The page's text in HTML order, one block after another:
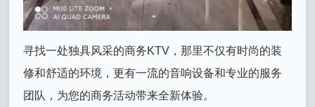
寻找一处独具风采的商务KTV，那里不仅有时尚的装
修和舒适的环境，更有一流的音响设备和专业的服务
团队，为您的商务活动带来全新体验。